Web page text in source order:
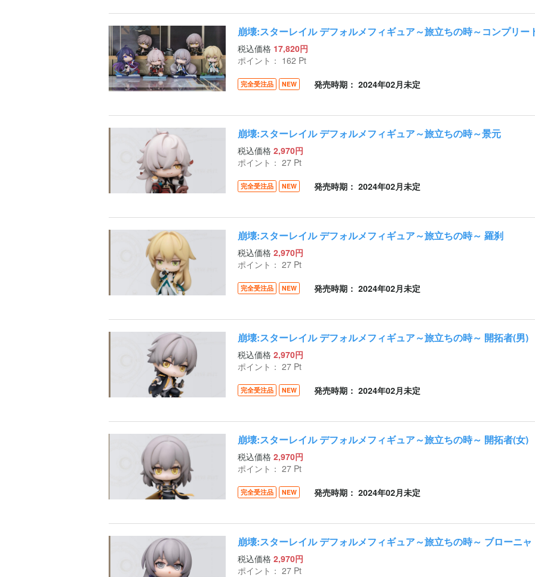
崩壊:スターレイル デフォルメフィギュア～旅立ちの時～コンプリー
税込価格 17,820円
ポイント： 162 Pt
完全受注品 NEW 発売時期： 2024年02月未定
崩壊:スターレイル デフォルメフィギュア～旅立ちの時～景元
税込価格 2,970円
ポイント： 27 Pt
完全受注品 NEW 発売時期： 2024年02月未定
崩壊:スターレイル デフォルメフィギュア～旅立ちの時～ 羅刹
税込価格 2,970円
ポイント： 27 Pt
完全受注品 NEW 発売時期： 2024年02月未定
崩壊:スターレイル デフォルメフィギュア～旅立ちの時～ 開拓者(男)
税込価格 2,970円
ポイント： 27 Pt
完全受注品 NEW 発売時期： 2024年02月未定
崩壊:スターレイル デフォルメフィギュア～旅立ちの時～ 開拓者(女)
税込価格 2,970円
ポイント： 27 Pt
完全受注品 NEW 発売時期： 2024年02月未定
崩壊:スターレイル デフォルメフィギュア～旅立ちの時～ ブローニャ
税込価格 2,970円
ポイント： 27 Pt